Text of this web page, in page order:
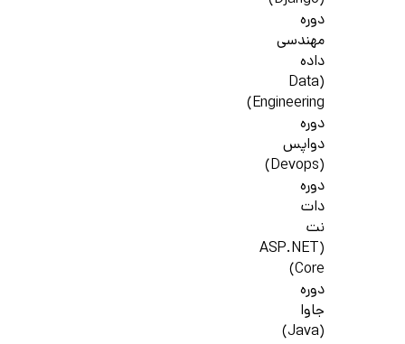
دوره
مهندسی
داده
(Data
Engineering)
دوره
دواپس
(Devops)
دوره
دات
نت
(ASP.NET
Core)
دوره
جاوا
(Java)